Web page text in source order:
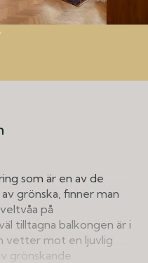
som är en av de
grönska, finner man
på
tilltagna balkongen är i
vetter mot en ljuvlig
grönskande